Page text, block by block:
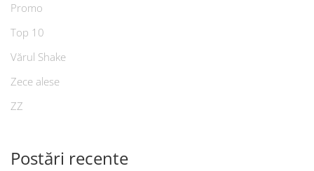
Promo
Top 10
Vărul Shake
Zece alese
ZZ
Postări recente